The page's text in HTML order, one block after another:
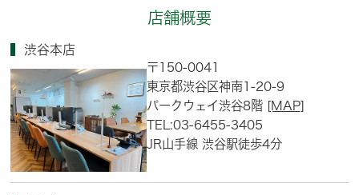
店舗概要
渋谷本店
〒150-0041
東京都渋谷区神南1-20-9
パークウェイ渋谷8階 [MAP]
TEL:03-6455-3405
JR山手線 渋谷駅徒歩4分